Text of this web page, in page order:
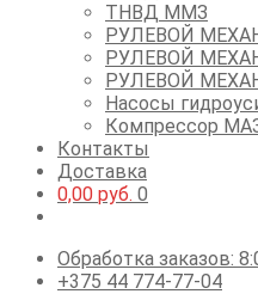
ТНВД ММЗ
РУЛЕВОЙ
РУЛЕВОЙ
РУЛЕВОЙ
Насосы
Компрессор
Контакты
Доставка
0,00 руб. 0
Обработка заказов:
+375 44 774-77-04